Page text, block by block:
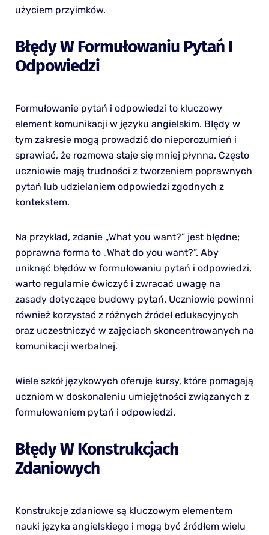
użyciem przyimków.
Błędy W Formułowaniu Pytań I
Odpowiedzi
Formułowanie pytań i odpowiedzi to kluczowy
element komunikacji w języku angielskim. Błędy w
tym zakresie mogą prowadzić do nieporozumień i
sprawiać, że rozmowa staje się mniej płynna. Często
uczniowie mają trudności z tworzeniem poprawnych
pytań lub udzielaniem odpowiedzi zgodnych z
kontekstem.
Na przykład, zdanie „What you want?” jest błędne;
poprawna forma to „What do you want?”. Aby
uniknąć błędów w formułowaniu pytań i odpowiedzi,
warto regularnie ćwiczyć i zwracać uwagę na
zasady dotyczące budowy pytań. Uczniowie powinni
również korzystać z różnych źródeł edukacyjnych
oraz uczestniczyć w zajęciach skoncentrowanych na
komunikacji werbalnej.
Wiele szkół językowych oferuje kursy, które pomagają
uczniom w doskonaleniu umiejętności związanych z
formułowaniem pytań i odpowiedzi.
Błędy W Konstrukcjach
Zdaniowych
Konstrukcje zdaniowe są kluczowym elementem
nauki języka angielskiego i mogą być źródłem wielu